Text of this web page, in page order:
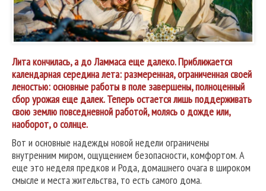
Лита кончилась, а до Ламмаса еще далеко. Приближается
календарная середина лета: размеренная, ограниченная своей
леностью: основные работы в поле завершены, полноценный
сбор урожая еще далек. Теперь остается лишь поддерживать
свою землю повседневной работой, молясь о дожде или,
наоборот, о солнце.
Вот и основные надежды новой недели ограничены
внутренним миром, ощущением безопасности, комфортом. А
еще это неделя предков и Рода, домашнего очага в широком
смысле и места жительства, то есть самого дома.